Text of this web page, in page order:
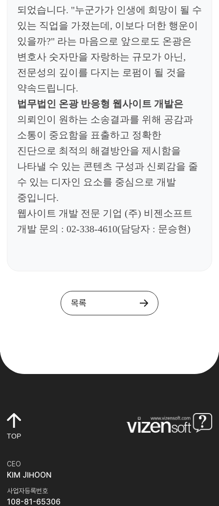
되었습니다. "누군가가 인생에 희망이 될 수
있는 직업을 가졌는데, 이보다 더한 행운이
있을까?" 라는 마음으로 앞으로도 온광은
변호사 숫자만을 자랑하는 규모가 아닌,
전문성의 깊이를 다지는 로펌이 될 것을
약속드립니다.
법무법인 온광반응형 웹사이트 개발은
의뢰인이 원하는 소송결과를 위해 공감과
소통이 중요함을 표출하고 정확한
진단으로 최적의 해결방안을 제시함을
나타낼 수 있는 콘텐츠 구성과 신뢰감을 줄
수 있는 디자인 요소를 중심으로 개발
중입니다.
웹사이트 개발 전문 기업 (주) 비젠소프트
개발 문의 : 02-338-4610(담당자 : 문승현)
목록
TOP
CEO
KIM JIHOON
사업자등록번호
108-81-65306